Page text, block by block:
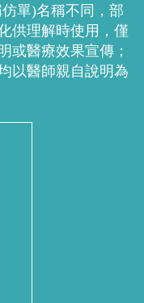
單)名稱不同，部
供理解時使用，僅
或醫療效果宣傳；
以醫師親自說明為